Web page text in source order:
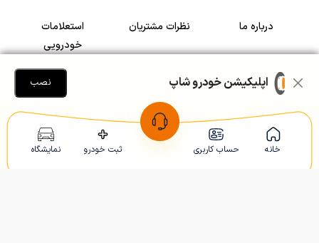
خانه حساب کاربری ثبت خودرو نمایشگاه
درباره ما نظرات مشتریان
استعلامات
خودرویی
سرمایه گذاری در
رضایت مشتریان
Copyright © 2005-2026 Khodroshop.ir
اپلیکیشن خودرو شاپ نصب